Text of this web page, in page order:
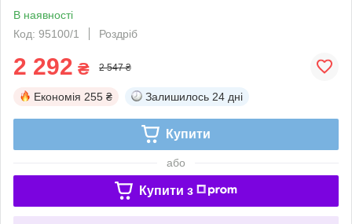
В наявності
Код: 95100/1
Роздріб
2 292 ₴ 2 547 ₴
Економія 255 ₴ Залишилось 24 дні
Купити
або
Купити з